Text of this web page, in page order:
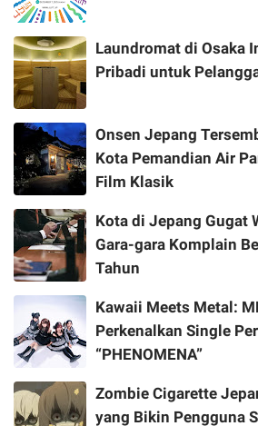
Laundromat di Osaka
Pribadi untuk
Onsen Jepang
Kota Pemandian Air
Film Klasik
Kota di Jepang Gugat
Gara-gara Komplain
Tahun
Kawaii Meets Metal:
Perkenalkan Single
“PHENOMENA”
Zombie Cigarette
yang Bikin Pengguna